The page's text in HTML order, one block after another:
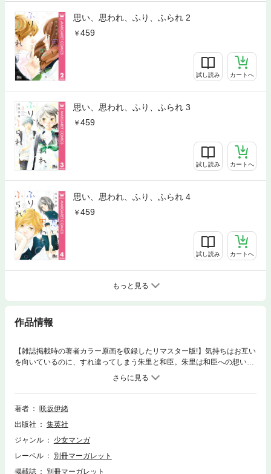
思い、思われ、ふり、ふられ 2
459
試し読み カートへ
思い、思われ、ふり、ふられ 3
459
試し読み カートへ
思い、思われ、ふり、ふられ 4
459
試し読み カートへ
もっと見る
作品情報
【雑誌掲載時の著者カラー原画を収録したリマスター版!】気持ちはお互い
を向いているのに、すれ違ってしまう朱里と和臣。朱里は和臣への想いを
吹っ切ろうとしますが…。一方、由奈を好きと気づいた理央。でも、我妻
も由奈を好きなのではと気になってしまいます。文化祭の準備が進む中、
みんなの気持ちが加速する第6巻!
著者
咲坂伊緒
出版社
集英社
ジャンル
少女マンガ
レーベル
別冊マーガレット
掲載誌
別冊マーガレット